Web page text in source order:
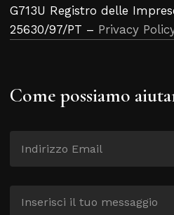
G713U Registro delle
25630/97/PT – Privacy
Come possiamo